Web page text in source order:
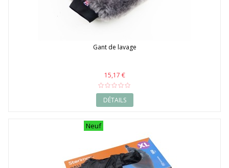
Gant de lavage
15,17 €
DÉTAILS
Neuf